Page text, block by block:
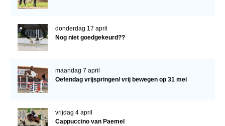
donderdag 17 april
Nog niet goedgekeurd??
maandag 7 april
Oefendag vrijspringen/ vrij bewegen op 31 mei
vrijdag 4 april
Cappuccino van Paemel